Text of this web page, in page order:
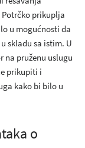
prikuplja
u mogućnosti da
skladu sa istim. U
na pruženu uslugu
prikupiti i
kako bi bilo u
o